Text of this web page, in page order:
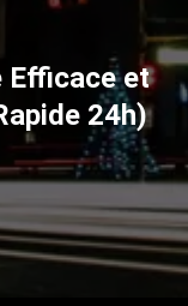
Efficace et
24h)